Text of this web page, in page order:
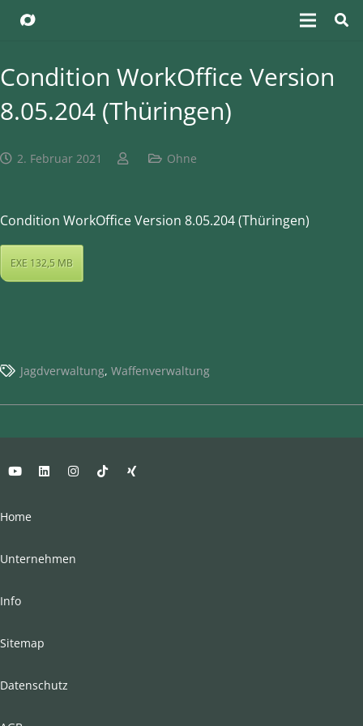
Condition WorkOffice Version
8.05.204 (Thüringen)
2. Februar 2021 Ohne
Condition WorkOffice Version 8.05.204 (Thüringen)
EXE 132,5 MB
Jagdverwaltung, Waffenverwaltung
Home
Unternehmen
Info
Sitemap
Datenschutz